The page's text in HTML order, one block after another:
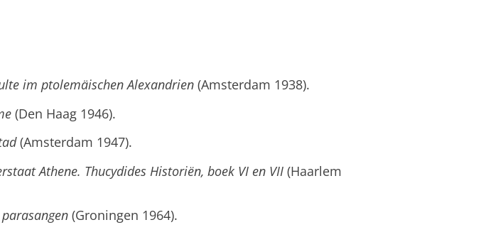
im ptolemäischen Alexandrien(Amsterdam 1938).
(Den Haag 1946).
(Amsterdam 1947).
Athene. Thucydides Historiën, boek VI en VII(Haarlem
(Groningen 1964).